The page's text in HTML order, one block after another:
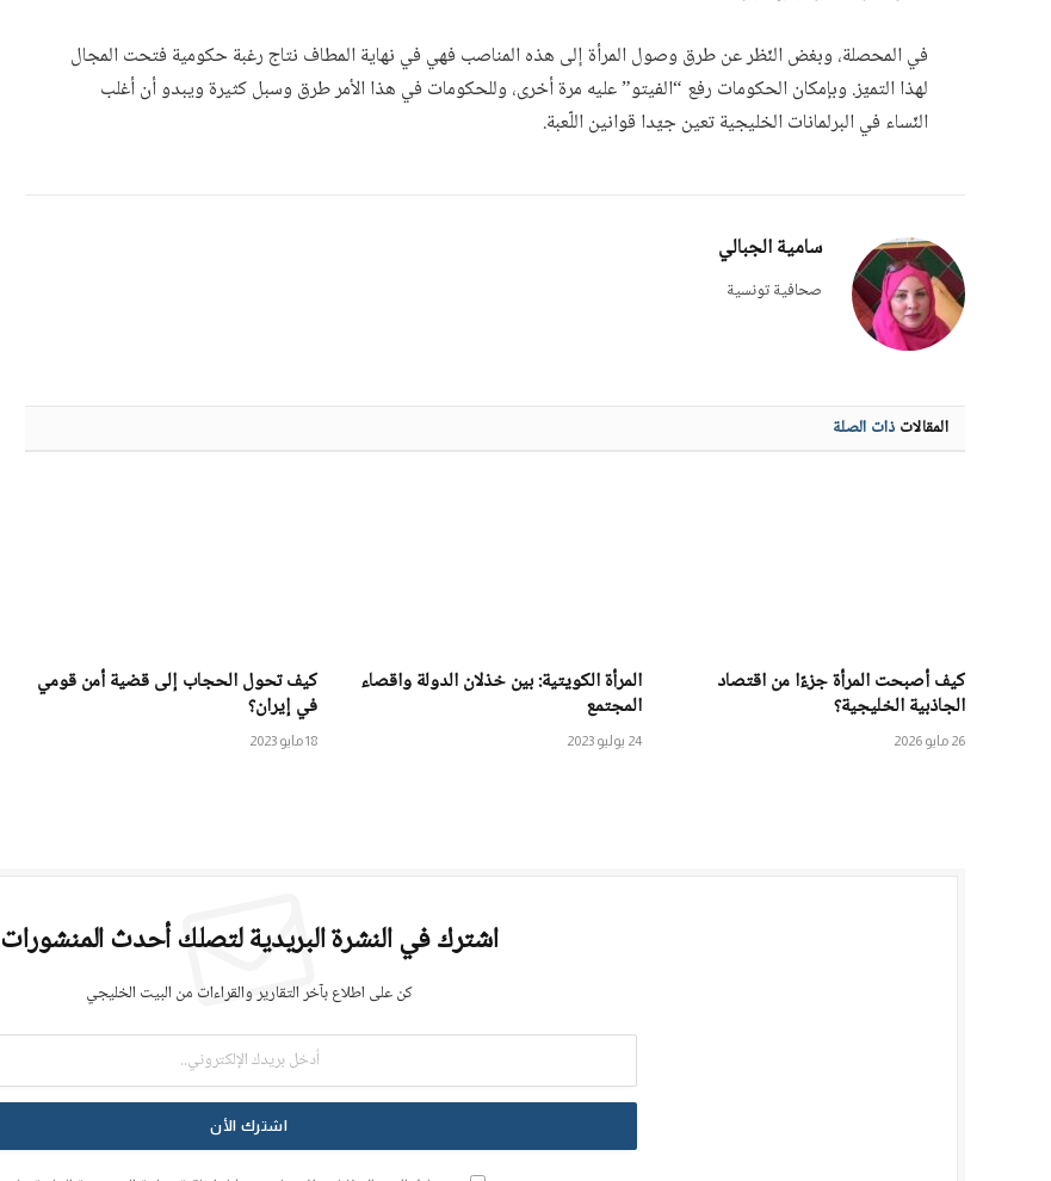
في المحصلة، وبغض النّظر عن طرق وصول المرأة إلى هذه المناصب فهي في نهاية المطاف نتاج رغبة حكومية فتحت المجال
لهذا التميّز. وبإمكان الحكومات رفع “الفيتو” عليه مرة أخرى، وللحكومات في هذا الأمر طرق وسبل كثيرة ويبدو أن أغلب
النّساء في البرلمانات الخليجية تعين جيّدا قوانين اللّعبة.
سامية الجبالي
صحافية تونسية
المقالات ذات الصلة
كيف أصبحت المرأة جزءًا من اقتصاد
الجاذبية الخليجية؟
26 مايو 2026
المرأة الكويتية: بين خذلان الدولة واقصاء
المجتمع
24 يوليو 2023
كيف تحول الحجاب إلى قضية أمن قومي
في إيران؟
18 مايو 2023
اشترك في النشرة البريدية لتصلك أحدث المنشورات
كن على اطلاع بآخر التقارير والقراءات من البيت الخليجي